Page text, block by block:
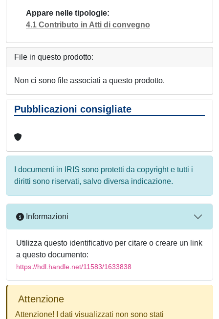
Appare nelle tipologie
4.1 Contributo in Atti di convegno
File in questo prodotto:
Non ci sono file associati a questo prodotto.
Pubblicazioni consigliate
I documenti in IRIS sono protetti da copyright e tutti i
diritti sono riservati, salvo diversa indicazione.
Informazioni
Utilizza questo identificativo per citare o creare un link
a questo documento:
https://hdl.handle.net/11583/1633838
Attenzione
Attenzione! I dati visualizzati non sono stati